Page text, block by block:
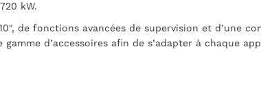
kW.
de fonctions avancées de supervision et d’une
d’accessoires afin de s’adapter à chaque